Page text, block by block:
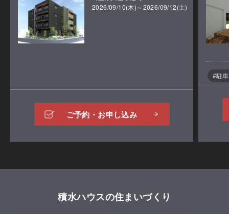
2026/09/10(木)～2026/09/12(土)
ご予約・お申し込み
#駐
積水ハウスの住まいづくり